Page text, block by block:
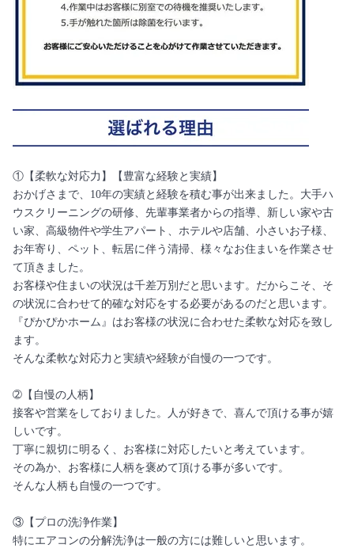
①【柔軟な対応力】【豊富な経験と実績】
おかげさまで、10年の実績と経験を積む事が出来ました。大手ハ
ウスクリーニングの研修、先輩事業者からの指導、新しい家や古
い家、高級物件や学生アパート、ホテルや店舗、小さいお子様、
お年寄り、ペット、転居に伴う清掃、様々なお住まいを作業させ
て頂きました。
お客様や住まいの状況は千差万別だと思います。だからこそ、そ
の状況に合わせて的確な対応をする必要があるのだと思います。
『ぴかぴかホーム』はお客様の状況に合わせた柔軟な対応を致し
ます。
そんな柔軟な対応力と実績や経験が自慢の一つです。
➁【自慢の人柄】
接客や営業をしておりました。人が好きで、喜んで頂ける事が嬉
しいです。
丁寧に親切に明るく、お客様に対応したいと考えています。
その為か、お客様に人柄を褒めて頂ける事が多いです。
そんな人柄も自慢の一つです。
③【プロの洗浄作業】
特にエアコンの分解洗浄は一般の方には難しいと思います。